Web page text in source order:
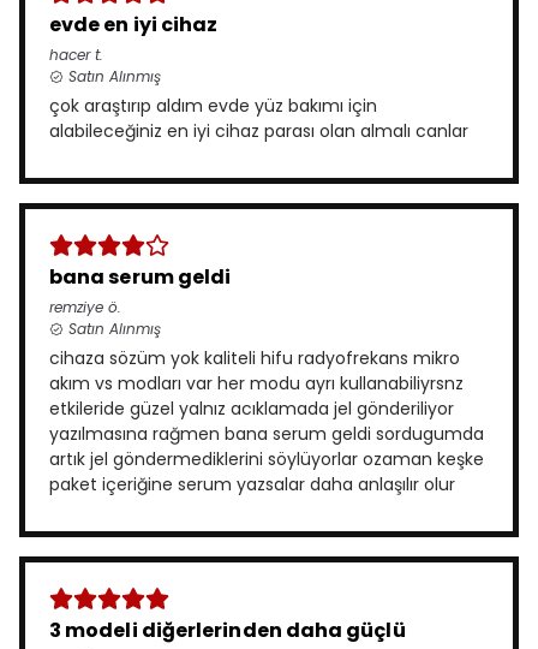
evde en iyi cihaz
hacer t.
Satın Alınmış
çok araştırıp aldım evde yüz bakımı için
alabileceğiniz en iyi cihaz parası olan almalı canlar
bana serum geldi
remziye ö.
Satın Alınmış
cihaza sözüm yok kaliteli hifu radyofrekans mikro
akım vs modları var her modu ayrı kullanabiliyrsnz
etkileride güzel yalnız acıklamada jel gönderiliyor
yazılmasına rağmen bana serum geldi sordugumda
artık jel göndermediklerini söylüyorlar ozaman keşke
paket içeriğine serum yazsalar daha anlaşılır olur
3 modeli diğerlerinden daha güçlü